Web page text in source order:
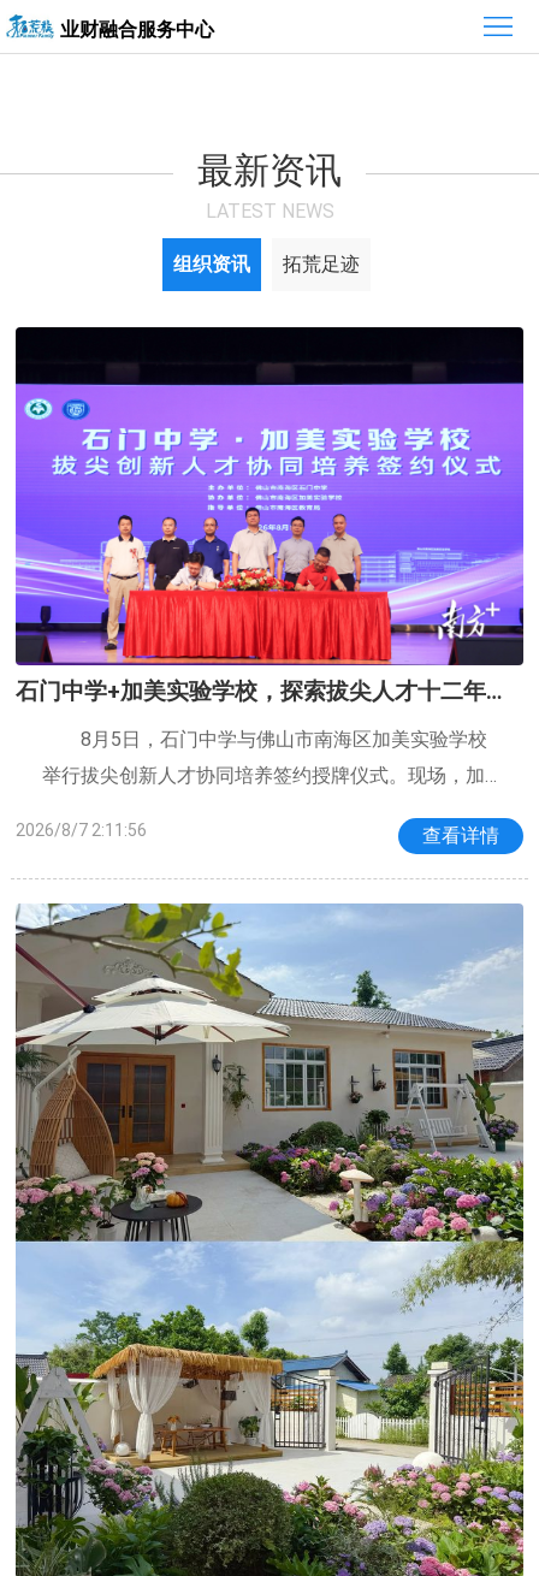
业财融合服务中心
首
最新资讯
LATEST NEWS
组织资讯 拓荒足迹
石门中学+加美实验学校，探索拔尖人才十二年贯
通培养8月5日，石门中学与佛山市南海区加美实验学校
举行拔尖创新人才协同培养签约授牌仪式。现场，加
索小初高十二年一体化贯通培养模式，为南海基础教
育拔尖创新人才培养探索新路径。签约
2026/8/7 2:11:56 查看详情